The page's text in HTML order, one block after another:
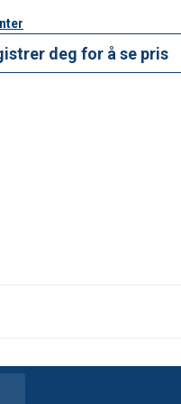
opplysnin
deg for å se pris